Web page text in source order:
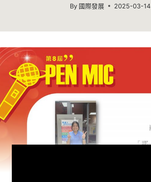
By 國際發展 2025-03-14